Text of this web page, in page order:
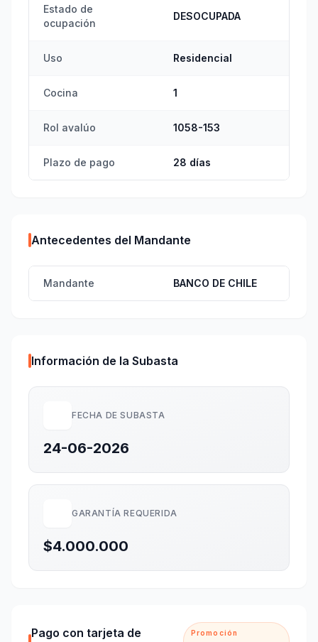
Estado de
ocupación
DESOCUPADA
Uso Residencial
Cocina 1
Rol avalúo 1058-153
Plazo de pago 28 días
Antecedentes del Mandante
Mandante BANCO DE CHILE
Información de la Subasta
FECHA DE SUBASTA
24-06-2026
GARANTÍA REQUERIDA
$4.000.000
Pago con tarjeta de
Promoción